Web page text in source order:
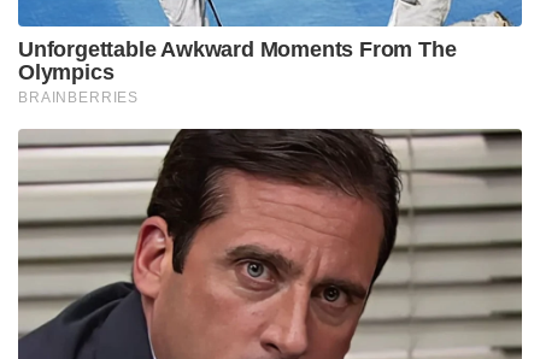
Unforgettable Awkward Moments From The
Olympics
BRAINBERRIES